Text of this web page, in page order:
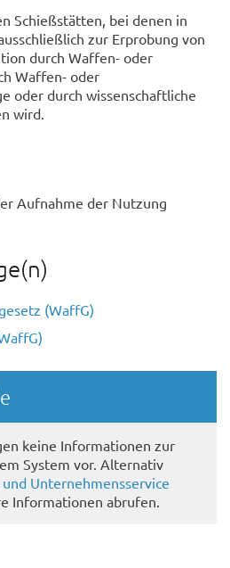
Schießstätten, bei denen in
zur Erprobung von
durch Waffen- oder
Waffen- oder
oder durch wissenschaftliche
wird.
Aufnahme der Nutzung
(WaffG)
keine Informationen zur
System vor. Alternativ
Unternehmensservice
Informationen abrufen.